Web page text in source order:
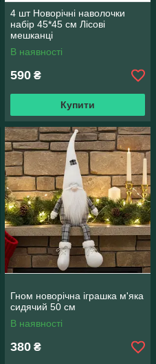
4 шт Новорічні наволочки
набір 45*45 см Лісові
мешканці
В наявності
590 ₴
Купити
Гном новорічна іграшка м'яка
сидячий 50 см
В наявності
380 ₴